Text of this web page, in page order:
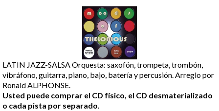
LATIN JAZZ-SALSA Orquesta: saxofón, trompeta, trombón,
vibráfono, guitarra, piano, bajo, batería y percusión. Arreglo por
Ronald ALPHONSE.
Usted puede comprar el CD físico, el CD desmaterializado
o cada pista por separado.